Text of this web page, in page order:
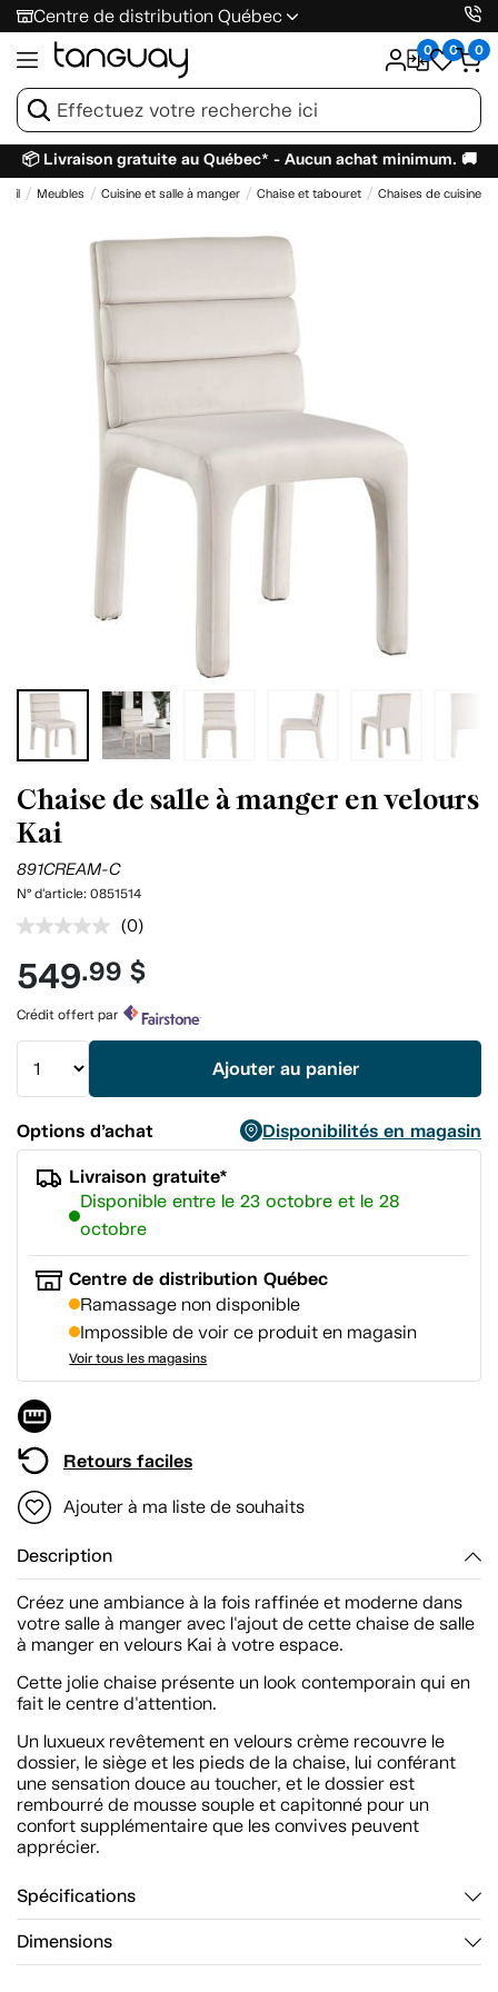
Centre de distribution Québec
0 0 0
📦 Livraison gratuite au Québec* - Aucun achat minimum. 🚚
Meubles Cuisine et salle à manger Chaise et tabouret Chaises de cuisine
Chaise de salle à manger en velours
Kai
891CREAM-C
N° d'article: 0851514
Aucune
pour
ce
produit.
Lien
vers
page.
(0)
549.99 $
Crédit offert par
Ajouter au panier
Options d’achat
Disponibilités en magasin
Livraison gratuite*
Disponible entre le 23 octobre et le 28
octobre
Centre de distribution Québec
Ramassage non disponible
Impossible de voir ce produit en magasin
Voir tous les magasins
Retours faciles
Ajouter à ma liste de souhaits
Description
Créez une ambiance à la fois raffinée et moderne dans
votre salle à manger avec l'ajout de cette chaise de salle
à manger en velours Kai à votre espace.
Cette jolie chaise présente un look contemporain qui en
fait le centre d'attention.
Un luxueux revêtement en velours crème recouvre le
dossier, le siège et les pieds de la chaise, lui conférant
une sensation douce au toucher, et le dossier est
rembourré de mousse souple et capitonné pour un
confort supplémentaire que les convives peuvent
apprécier.
Spécifications
Dimensions